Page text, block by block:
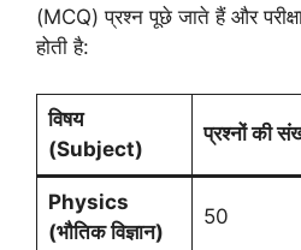
(MCQ) प्रश्न पूछे जाते हैं और
होती है:
विषय
(Subject)
प्रश्नों की
Physics
(भौतिक विज्ञान)
50